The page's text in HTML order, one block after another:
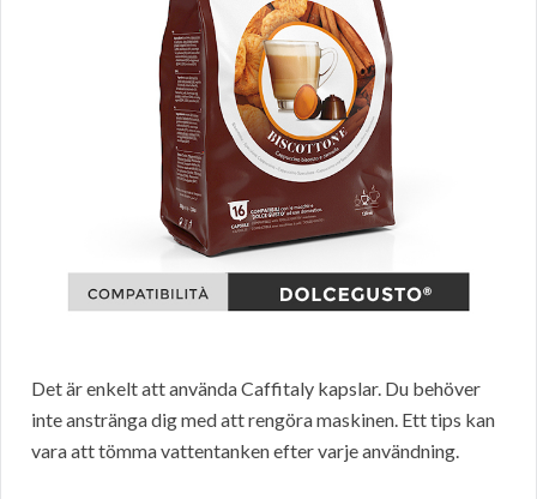
Det är enkelt att använda Caffitaly kapslar. Du behöver
inte anstränga dig med att rengöra maskinen. Ett tips kan
vara att tömma vattentanken efter varje användning.